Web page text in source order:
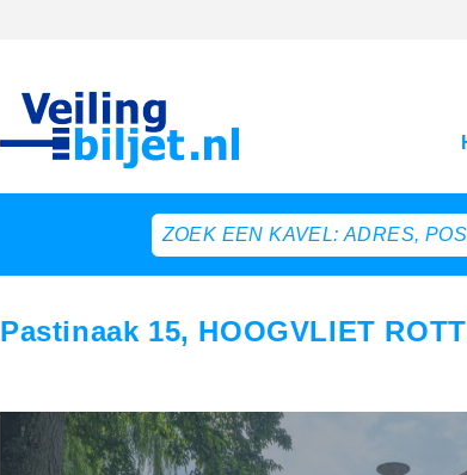
Pastinaak 15, HOOGVLIET